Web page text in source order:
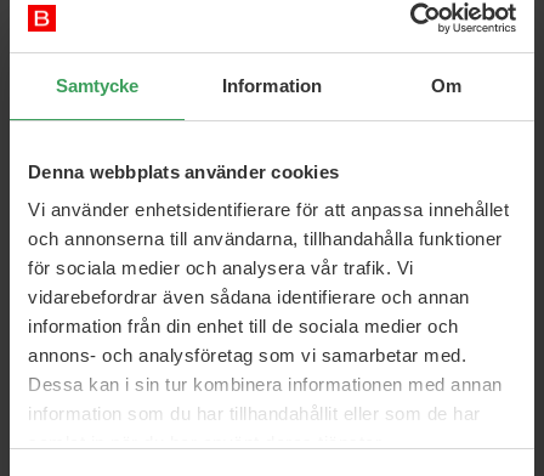
Samtycke Information Om
Denna webbplats använder cookies
Vi använder enhetsidentifierare för att anpassa innehållet
och annonserna till användarna, tillhandahålla funktioner
för sociala medier och analysera vår trafik. Vi
vidarebefordrar även sådana identifierare och annan
information från din enhet till de sociala medier och
annons- och analysföretag som vi samarbetar med.
Dessa kan i sin tur kombinera informationen med annan
information som du har tillhandahållit eller som de har
Artikelnummer:
Kategori:
Hudvård Kropp
Kroppskräm
Brands:
Sol De Janeiro
ml:
500 ml
Egenskaper:
Pleiende Næringsrik Fuktgivande
Mjukning
OM PRODUKTEN
Sol De Janeiro Biggie Biggie Bum Bum Cream 500ml är en
lyxig och närande kroppskräm som ger intensiv fukt och
en läcker, slät hud. Denna exklusiva version av den
populära Bum Bum Cream är berikad med en fantastisk
blandning av koffein, cupuaçusmör och açaí-extrakt som
samtidigt som den lämnar efter sig en underbar doft av